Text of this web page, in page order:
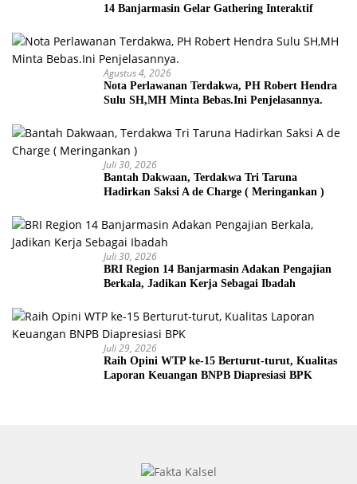
14 Banjarmasin Gelar Gathering Interaktif
Agustus 4, 2026
Nota Perlawanan Terdakwa, PH Robert Hendra
Sulu SH,MH Minta Bebas.Ini Penjelasannya.
Juli 30, 2026
Bantah Dakwaan, Terdakwa Tri Taruna
Hadirkan Saksi A de Charge ( Meringankan )
Juli 30, 2026
BRI Region 14 Banjarmasin Adakan Pengajian
Berkala, Jadikan Kerja Sebagai Ibadah
Juli 29, 2026
Raih Opini WTP ke-15 Berturut-turut, Kualitas
Laporan Keuangan BNPB Diapresiasi BPK